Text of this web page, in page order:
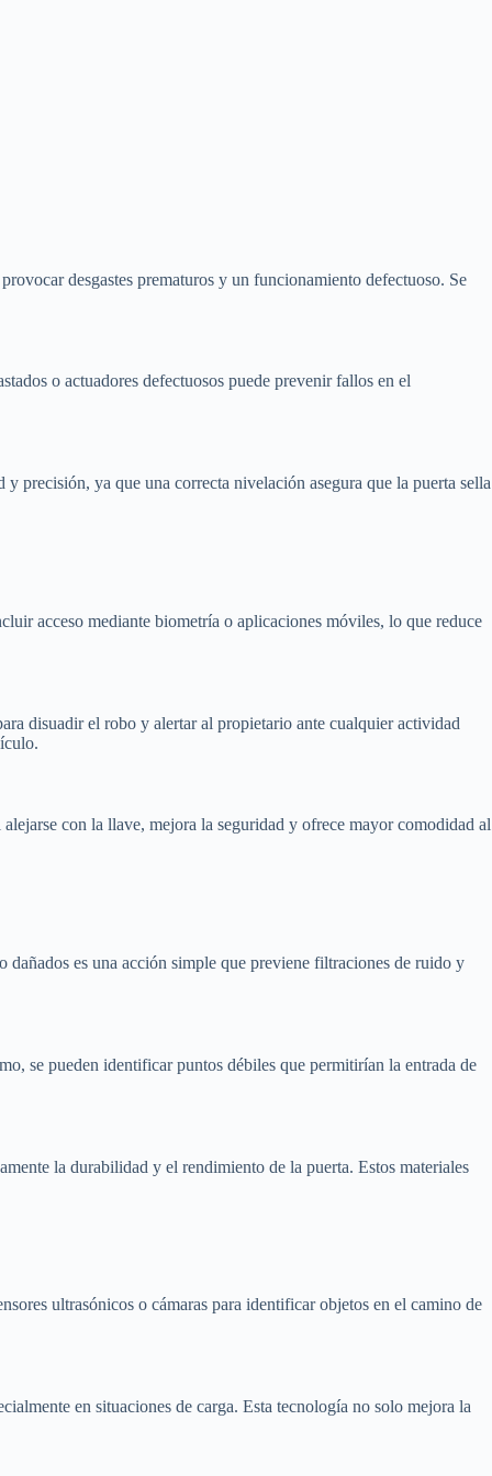
desgastes prematuros y un funcionamiento defectuoso. Se
o actuadores defectuosos puede prevenir fallos en el
precisión, ya que una correcta nivelación asegura que la puerta sella
acceso mediante biometría o aplicaciones móviles, lo que reduce
disuadir el robo y alertar al propietario ante cualquier actividad
con la llave, mejora la seguridad y ofrece mayor comodidad al
dañados es una acción simple que previene filtraciones de ruido y
se pueden identificar puntos débiles que permitirían la entrada de
la durabilidad y el rendimiento de la puerta. Estos materiales
ultrasónicos o cámaras para identificar objetos en el camino de
en situaciones de carga. Esta tecnología no solo mejora la